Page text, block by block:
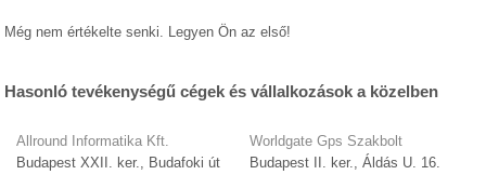
Még nem értékelte senki. Legyen Ön az első!
Hasonló tevékenységű cégek és vállalkozások a közelben
Allround Informatika Kft.
Budapest XXII. ker., Budafoki út
Worldgate Gps Szakbolt
Budapest II. ker., Áldás U. 16.